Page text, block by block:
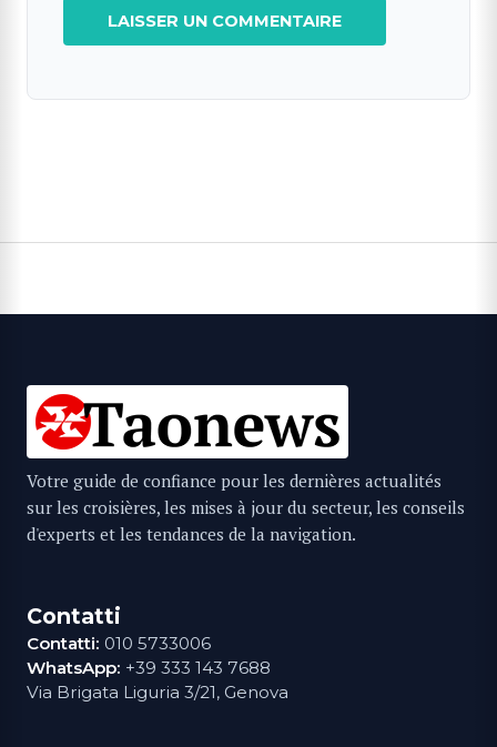
Votre guide de confiance pour les dernières actualités
sur les croisières, les mises à jour du secteur, les conseils
d'experts et les tendances de la navigation.
Contatti
Contatti: 010 5733006
WhatsApp: +39 333 143 7688
Via Brigata Liguria 3/21, Genova